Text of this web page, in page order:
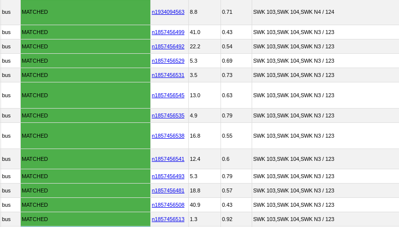
bus MATCHED n1934094563 8.8 0.71 SWK 103,SWK 104,SWK N4 / 124
bus MATCHED n1857456499 41.0 0.43
SWK 103,SWK 104,SWK N3 / 123
bus MATCHED n1857456492 22.2 0.54 SWK 103,SWK 104,SWK N3 / 123
bus MATCHED n1857456529 5.3 0.69
SWK 103,SWK 104,SWK N3 / 123
bus MATCHED n1857456531 3.5 0.73 SWK 103,SWK 104,SWK N3 / 123
bus MATCHED n1857456545 13.0 0.63 SWK 103,SWK 104,SWK N3 / 123
bus MATCHED n1857456535 4.9 0.79 SWK 103,SWK 104,SWK N3 / 123
bus MATCHED n1857456538 16.8 0.55 SWK 103,SWK 104,SWK N3 / 123
bus MATCHED n1857456541 12.4 0.6 SWK 103,SWK 104,SWK N3 / 123
bus MATCHED n1857456493 5.3 0.79 SWK 103,SWK 104,SWK N3 / 123
bus MATCHED n1857456481 18.8 0.57 SWK 103,SWK 104,SWK N3 / 123
bus MATCHED n1857456508 40.9 0.43
SWK 103,SWK 104,SWK N3 / 123
bus MATCHED n1857456513 1.3 0.92 SWK 103,SWK 104,SWK N3 / 123